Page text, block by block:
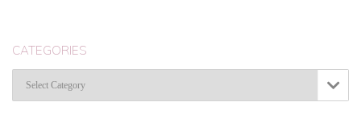
CATEGORIES
